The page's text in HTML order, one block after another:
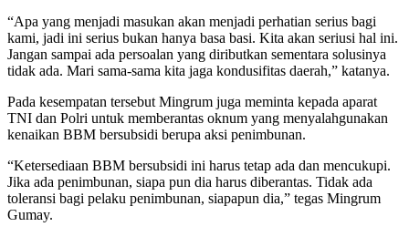
“Apa yang menjadi masukan akan menjadi perhatian serius bagi
kami, jadi ini serius bukan hanya basa basi. Kita akan seriusi hal ini.
Jangan sampai ada persoalan yang diributkan sementara solusinya
tidak ada. Mari sama-sama kita jaga kondusifitas daerah,” katanya.
Pada kesempatan tersebut Mingrum juga meminta kepada aparat
TNI dan Polri untuk memberantas oknum yang menyalahgunakan
kenaikan BBM bersubsidi berupa aksi penimbunan.
“Ketersediaan BBM bersubsidi ini harus tetap ada dan mencukupi.
Jika ada penimbunan, siapa pun dia harus diberantas. Tidak ada
toleransi bagi pelaku penimbunan, siapapun dia,” tegas Mingrum
Gumay.